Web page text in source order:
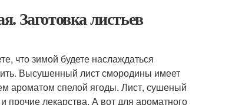
Заготовка листьев
что зимой будете наслаждаться
Высушенный лист смородины имеет
ароматом спелой ягоды. Лист, сушеный
прочие лекарства. А вот для ароматного